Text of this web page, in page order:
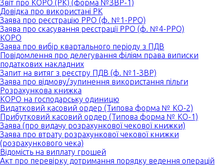
Звіт про КОРО (РК) (форма №ЗВР-1)
Довідка про використані РК
Заява про реєстрацію РРО (ф. №1-РРО)
Заява про скасування реєстрації РРО (ф. №4-РРО)
КОРО
Заява про вибір квартального періоду з ПДВ
Повідомлення про делегування філіям права виписки
податкових накладних
Запит на витяг з реєстру ПДВ (ф. №1-ЗВР)
Заява про відмову/зупинення використання пільги
Розрахункова книжка
КОРО на господарську одиницю
Видатковий касовий ордер (Типова форма № КО-2)
Прибутковий касовий ордер (Типова форма № КО-1)
Заява (про видачу розрахункової чекової книжки)
Заява про втрату розрахункової чекової книжки
(розрахункового чека)
Відомість на виплату грошей
Акт про перевірку дотримання порядку ведення операцій